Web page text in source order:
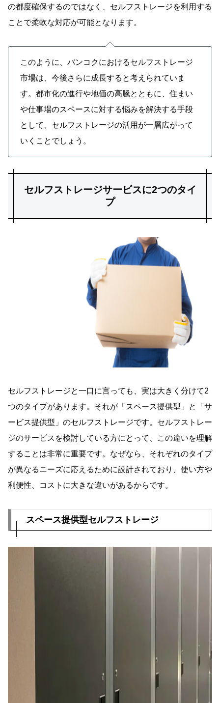
の都度確保するのではなく、セルフストレージを利用する
ことで柔軟な対応が可能となります。
このように、バンコクにおけるセルフストレージ
市場は、今後さらに成長すると考えられていま
す。都市化の進行や地価の高騰とともに、住まい
や仕事場のスペースに対する悩みを解決する手段
として、セルフストレージの活用が一層広がって
いくことでしょう。
セルフストレージサービスに2つのタイ
プ
セルフストレージと一口に言っても、実は大きく分けて2
つのタイプがあります。それが「スペース提供型」と「サ
ービス提供型」のセルフストレージです。セルフストレー
ジのサービスを検討している方にとって、この違いを理解
することは非常に重要です。なぜなら、それぞれのタイプ
が異なるニーズに応えるために設計されており、使い方や
利便性、コストに大きな違いがあるからです。
スペース提供型セルフストレージ